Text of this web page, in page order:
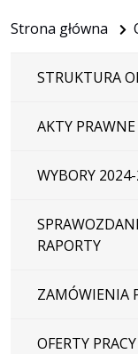
Strona główna
STRUKTURA
AKTY PRAWNE
WYBORY
RAPORTY
ZAMÓWIENIA
OFERTY